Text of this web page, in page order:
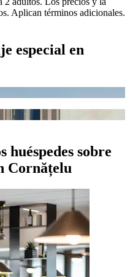
Aplican términos adicionales.
especial en
huéspedes sobre
Cornățelu